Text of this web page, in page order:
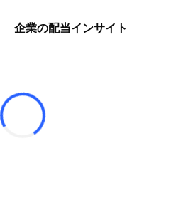
企業の配当インサイト